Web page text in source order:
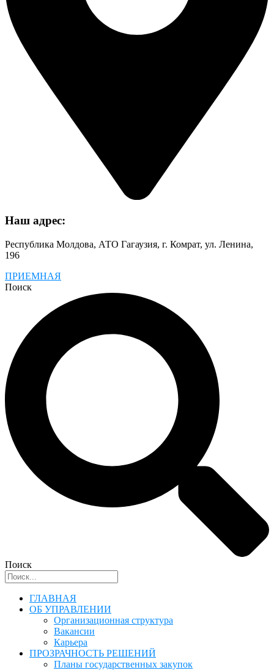
Наш адрес:
Республика Молдова, АТО Гагаузия, г. Комрат, ул. Ленина,
196
ПРИЕМНАЯ
Поиск
Поиск
ГЛАВНАЯ
ОБ УПРАВЛЕНИИ
Организационная структура
Вакансии
Карьера
ПРОЗРАЧНОСТЬ РЕШЕНИЙ
Планы государственных закупок